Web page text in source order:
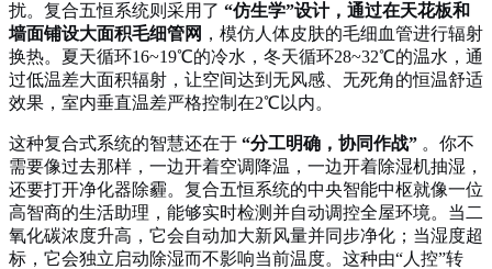
扰。复合五恒系统则采用了 “仿生学”设计，通过在天花板和
墙面铺设大面积毛细管网 ，模仿人体皮肤的毛细血管进行辐射
换热。夏天循环16~19℃的冷水，冬天循环28~32℃的温水，通
过低温差大面积辐射，让空间达到无风感、无死角的恒温舒适
效果，室内垂直温差严格控制在2℃以内。
这种复合式系统的智慧还在于 “分工明确，协同作战” 。你不
需要像过去那样，一边开着空调降温，一边开着除湿机抽湿，
还要打开净化器除霾。复合五恒系统的中央智能中枢就像一位
高智商的生活助理，能够实时检测并自动调控全屋环境。当二
氧化碳浓度升高，它会自动加大新风量并同步净化；当湿度超
标，它会独立启动除湿而不影响当前温度。这种由“人控”转